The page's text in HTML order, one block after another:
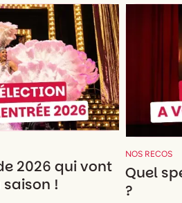
2026 qui vont
!
NOS RECOS
Quel
?